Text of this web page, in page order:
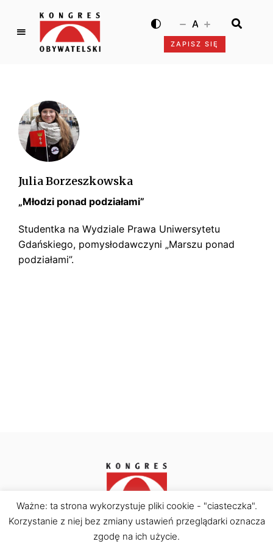
K
g
r
e
s
O
b
y
w
t
e
l
ZAPISZ SIĘ
A
Julia Borzeszkowska
„Młodzi ponad podziałami”
Studentka na Wydziale Prawa Uniwersytetu
Gdańskiego, pomysłodawczyni „Marszu ponad
podziałami”.
Kongres Obywatelski © Copyright 2026. All rights
reserved.
Ważne: ta strona wykorzystuje pliki cookie - "ciasteczka".
Korzystanie z niej bez zmiany ustawień przeglądarki oznacza
zgodę na ich użycie.